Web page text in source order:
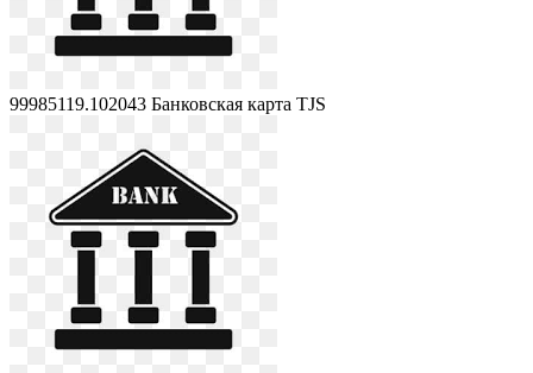
99985119.102043 Банковская карта TJS